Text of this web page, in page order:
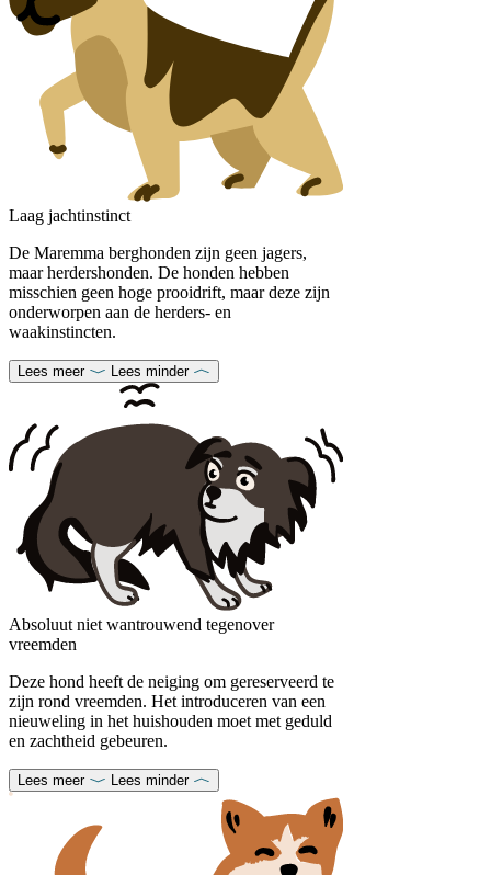
Laag jachtinstinct
De Maremma berghonden zijn geen jagers,
maar herdershonden. De honden hebben
misschien geen hoge prooidrift, maar deze zijn
onderworpen aan de herders- en
waakinstincten.
Lees meer Lees minder
Absoluut niet wantrouwend tegenover
vreemden
Deze hond heeft de neiging om gereserveerd te
zijn rond vreemden. Het introduceren van een
nieuweling in het huishouden moet met geduld
en zachtheid gebeuren.
Lees meer Lees minder